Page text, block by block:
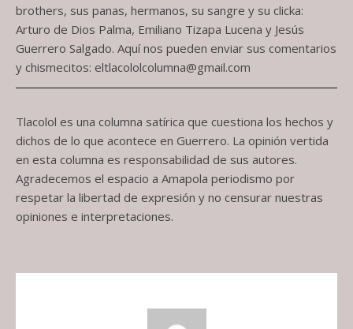
brothers, sus panas, hermanos, su sangre y su clicka:
Arturo de Dios Palma, Emiliano Tizapa Lucena y Jesús
Guerrero Salgado. Aquí nos pueden enviar sus comentarios
y chismecitos: eltlacololcolumna@gmail.com
Tlacolol es una columna satírica que cuestiona los hechos y
dichos de lo que acontece en Guerrero. La opinión vertida
en esta columna es responsabilidad de sus autores.
Agradecemos el espacio a Amapola periodismo por
respetar la libertad de expresión y no censurar nuestras
opiniones e interpretaciones.